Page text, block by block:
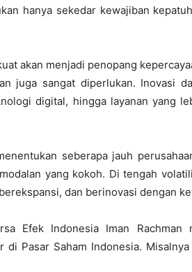
hanya sekedar kewajiban
akan menjadi penopang
juga sangat diperlukan. Inovasi
digital, hingga layanan yang
seberapa jauh
yang kokoh. Di tengah
dan berinovasi dengan
Efek Indonesia Iman Rachman
Pasar Saham Indonesia.